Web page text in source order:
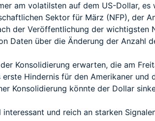
am volatilsten auf dem US-Dollar,
Sektor für März (NFP), der
der Veröffentlichung der wichtigsten
Daten über die Änderung der Anzahl
Konsolidierung erwarten, die am
Hindernis für den Amerikaner
Konsolidierung könnte der Dollar
und reich an starken